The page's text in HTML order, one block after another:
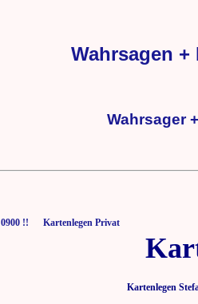
Wahrsagen
Wahrsager
0900 !! Kartenlegen Privat
Kartenlegen